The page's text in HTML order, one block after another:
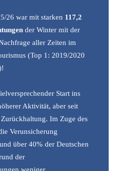
26 war mit starken 117,2
der Winter mit der
aller Zeiten im
(Top 1: 2019/2020
Start ins
Aktivität, aber seit
Im Zuge des
Verunsicherung
über 40% der Deutschen
der